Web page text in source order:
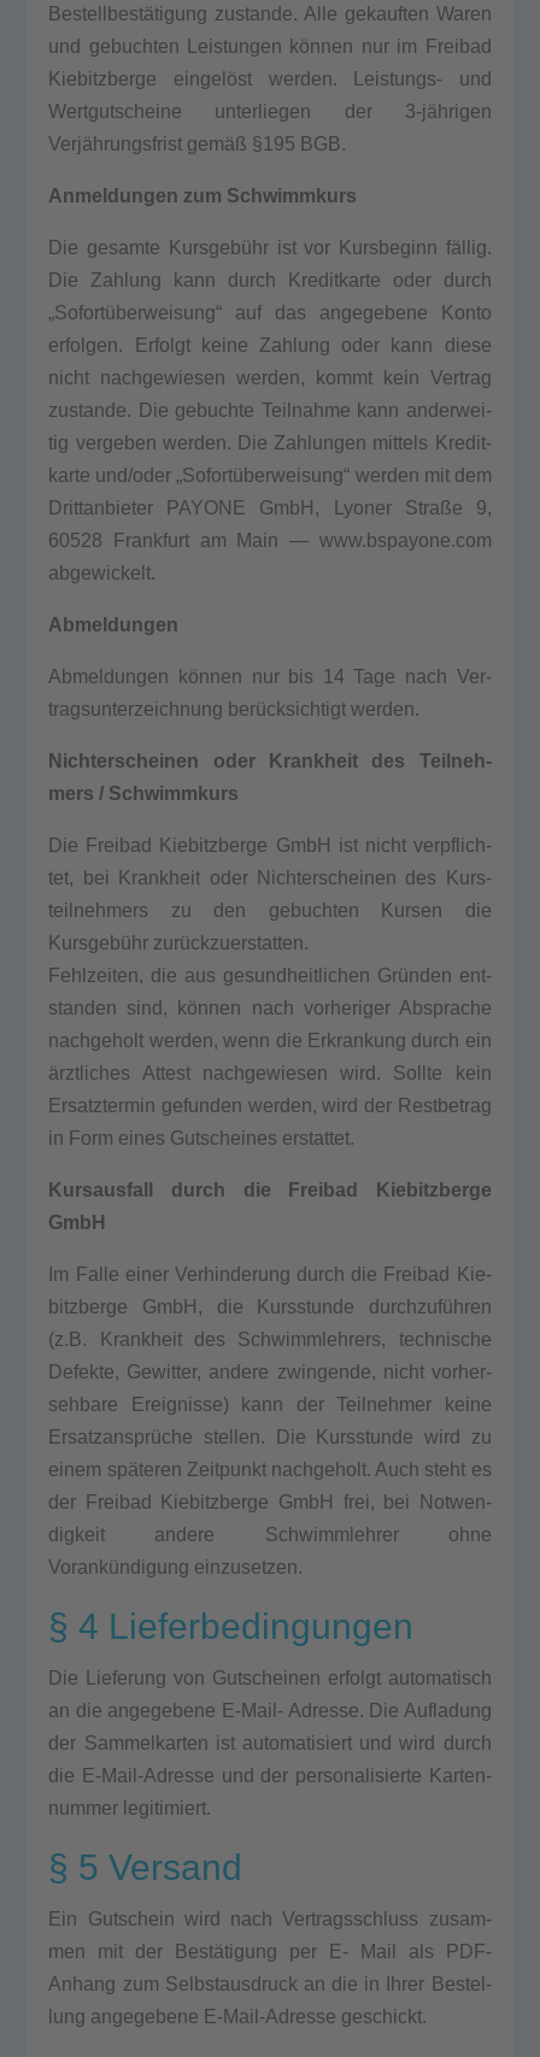
Bestellbestätigung zustan­de. Alle gekauf­ten Waren
und gebuch­ten Leis­tun­gen können nur im Frei­bad
Kie­bitz­ber­ge eingelöst wer­den. Leis­tungs- und
Wert­gut­schei­ne unter­lie­gen der 3‑jährigen
Verjährungsfrist gemäß §195 BGB.
Anmel­dun­gen zum Schwimm­kurs
Die gesam­te Kursgebühr ist vor Kurs­be­ginn fällig.
Die Zah­lung kann durch Kre­dit­kar­te oder durch
„Sofortüberweisung“ auf das ange­ge­be­ne Kon­to
erfol­gen. Erfolgt kei­ne Zah­lung oder kann die­se
nicht nach­ge­wie­sen wer­den, kommt kein Ver­trag
zustan­de. Die gebuch­te Teil­nah­me kann ander­wei­
tig ver­ge­ben wer­den. Die Zah­lun­gen mit­tels Kre­dit­
kar­te und/oder „Sofortüberweisung“ wer­den mit dem
Dritt­an­bie­ter PAYONE GmbH, Lyo­ner Stra­ße 9,
60528 Frank­furt am Main — www.bspayone.com
abge­wi­ckelt.
Abmel­dun­gen
Abmel­dun­gen können nur bis 14 Tage nach Ver­
trags­un­ter­zeich­nung berücksichtigt wer­den.
Nicht­er­schei­nen oder Krank­heit des Teil­neh­
mers / Schwimm­kurs
Die Frei­bad Kie­bitz­ber­ge GmbH ist nicht ver­pflich­
tet, bei Krank­heit oder Nicht­er­schei­nen des Kurs­
teil­neh­mers zu den gebuch­ten Kur­sen die
Kursgebühr zurückzuerstatten.
Fehl­zei­ten, die aus gesund­heit­li­chen Gründen ent­
stan­den sind, können nach vor­he­ri­ger Abspra­che
nach­ge­holt wer­den, wenn die Erkran­kung durch ein
ärztliches Attest nach­ge­wie­sen wird. Soll­te kein
Ersatz­ter­min gefun­den wer­den, wird der Rest­be­trag
in Form eines Gut­schei­nes erstat­tet.
Kurs­aus­fall durch die Frei­bad Kie­bitz­ber­ge
GmbH
Im Fal­le einer Ver­hin­de­rung durch die Frei­bad Kie­
bitz­ber­ge GmbH, die Kurs­stun­de durchzuführen
(z.B. Krank­heit des Schwimm­leh­rers, tech­ni­sche
Defek­te, Gewit­ter, ande­re zwin­gen­de, nicht vor­her­
seh­ba­re Ereig­nis­se) kann der Teil­neh­mer kei­ne
Ersatzansprüche stel­len. Die Kurs­stun­de wird zu
einem späteren Zeit­punkt nach­ge­holt. Auch steht es
der Frei­bad Kie­bitz­ber­ge GmbH frei, bei Not­wen­
dig­keit ande­re Schwimm­leh­rer ohne
Vorankündigung ein­zu­set­zen.
§ 4 Lieferbedingungen
Die Lie­fe­rung von Gut­schei­nen erfolgt auto­ma­tisch
an die ange­ge­be­ne E‑Mail- Adres­se. Die Auf­la­dung
der Sam­mel­kar­ten ist auto­ma­ti­siert und wird durch
die E‑Mail-Adres­se und der per­so­na­li­sier­te Kar­ten­
num­mer legi­ti­miert.
§ 5 Versand
Ein Gut­schein wird nach Ver­trags­schluss zusam­
men mit der Bestätigung per E- Mail als PDF-
Anhang zum Selbst­aus­druck an die in Ihrer Bestel­
lung ange­ge­be­ne E‑Mail-Adres­se geschickt.